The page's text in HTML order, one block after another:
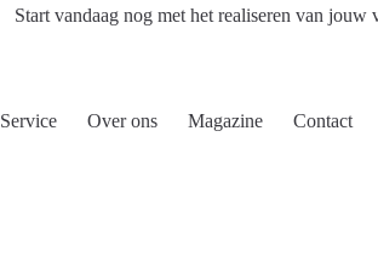
Start vandaag nog met het realiseren van
Service Over ons Magazine Contact